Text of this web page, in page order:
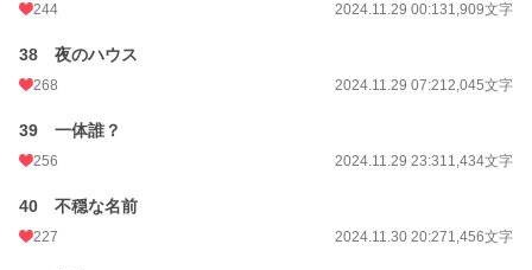
244 2024.11.29 00:131,909文字
38 夜のハウス
268 2024.11.29 07:212,045文字
39 一体誰？
256 2024.11.29 23:311,434文字
40 不穏な名前
227 2024.11.30 20:271,456文字